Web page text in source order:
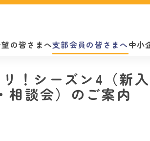
支部会員の皆さまへ
の皆さまへ 中小
！シーズン4（新
相談会）のご案内